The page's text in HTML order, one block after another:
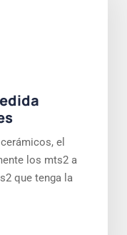
el
los mts2 a
que tenga la